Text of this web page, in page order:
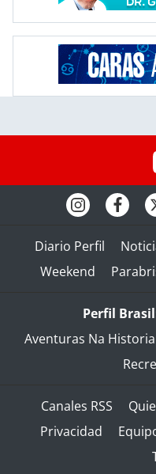
Diario Perfil
Weekend
Perfil
Aventuras Na Historia
Canales RSS
Privacidad